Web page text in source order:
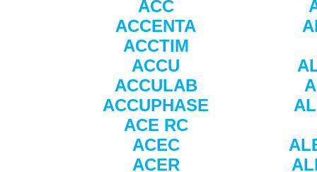
ACC
ACCENTA
ACCTIM
ACCU
ACCULAB
ACCUPHASE
ACE RC
ACEC
ACER